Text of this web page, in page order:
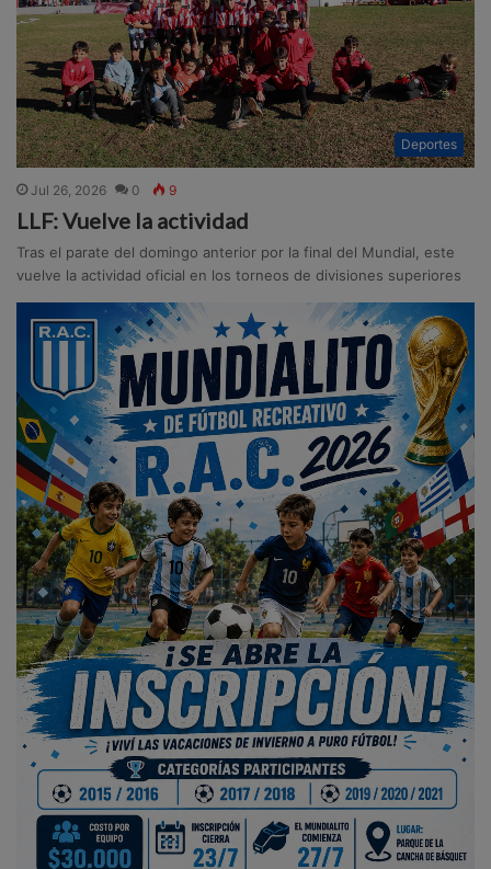
Deportes
Jul 26, 2026 0 9
LLF: Vuelve la actividad
Tras el parate del domingo anterior por la final del Mundial, este
vuelve la actividad oficial en los torneos de divisiones superiores